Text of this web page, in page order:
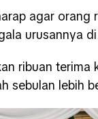
agar
urusannya
ribuan
sebulan lebih